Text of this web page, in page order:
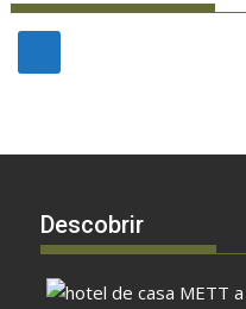
Descobrir